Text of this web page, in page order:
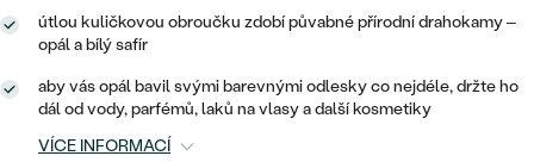
NETRADIČNÍ
TEPANÉ
SESTAV SI SVŮJ PRSTEN
ZAČÍT S PRSTENEM
ZAČÍT S DIAMANTEM
NÁRAMKY
SETY
PÁNSKÉ ŠPERKY
VE TVARU SRDCE
PERSONALIZOVANÉ
SE ZNAMENÍM ZVĚROKRUHU
MINIMALISTICKÉ
DLE STYLU
ETERNITY
útlou kuličkovou obroučku zdobí půvabné přírodní drahokamy –
opál a bílý safír
aby vás opál bavil svými barevnými odlesky co nejdéle, držte ho
dál od vody, parfémů, laků na vlasy a další kosmetiky
VÍCE INFORMACÍ